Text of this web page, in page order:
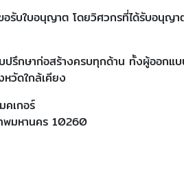
อรับใบอนุญาต โดยวิศวกรที่ได้รับอนุ
รึกษาก่อสร้างครบทุกด้าน ทั้งผู้ออก
หวัดใกล้เคียง
คเกอร์
พมหานคร 10260